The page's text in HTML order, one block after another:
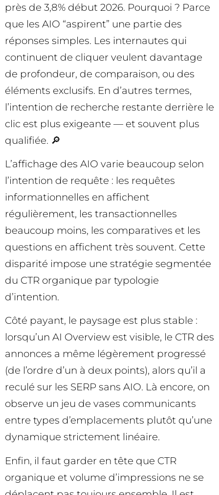
près de 3,8% début 2026. Pourquoi ? Parce
que les AIO “aspirent” une partie des
réponses simples. Les internautes qui
continuent de cliquer veulent davantage
de profondeur, de comparaison, ou des
éléments exclusifs. En d’autres termes,
l’intention de recherche restante derrière le
clic est plus exigeante — et souvent plus
qualifiée. 🔎
L’affichage des AIO varie beaucoup selon
l’intention de requête : les requêtes
informationnelles en affichent
régulièrement, les transactionnelles
beaucoup moins, les comparatives et les
questions en affichent très souvent. Cette
disparité impose une stratégie segmentée
du CTR organique par typologie
d’intention.
Côté payant, le paysage est plus stable :
lorsqu’un AI Overview est visible, le CTR des
annonces a même légèrement progressé
(de l’ordre d’un à deux points), alors qu’il a
reculé sur les SERP sans AIO. Là encore, on
observe un jeu de vases communicants
entre types d’emplacements plutôt qu’une
dynamique strictement linéaire.
Enfin, il faut garder en tête que CTR
organique et volume d’impressions ne se